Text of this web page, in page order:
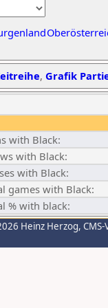
, Grafik
with Black:
with Black:
with Black:
games with Black:
% with black:
Heinz Herzog,